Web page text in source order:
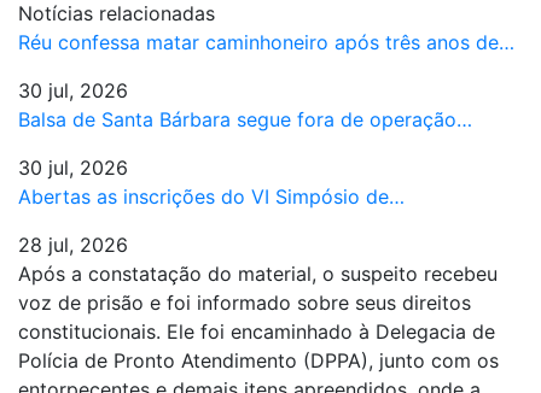
Notícias relacionadas
Réu confessa matar caminhoneiro após três anos de…
30 jul, 2026
Balsa de Santa Bárbara segue fora de operação…
30 jul, 2026
Abertas as inscrições do VI Simpósio de…
28 jul, 2026
Após a constatação do material, o suspeito recebeu
voz de prisão e foi informado sobre seus direitos
constitucionais. Ele foi encaminhado à Delegacia de
Polícia de Pronto Atendimento (DPPA), junto com os